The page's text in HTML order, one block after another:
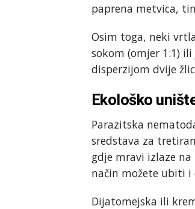
paprena metvica,
Osim toga, neki
sokom (omjer 1:1)
disperzijom dvije
Ekološko
Parazitska
sredstava za
gdje mravi izlaze
način možete ubiti i
Dijatomejska ili